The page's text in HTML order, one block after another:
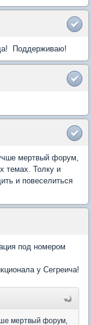
Поддерживаю!
мертвый форум,
темах. Толку и
и повеселиться
под номером
у Сегреича!
мертвый форум,